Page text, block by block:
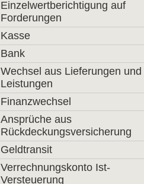
Einzelwertberichtigung auf
Forderungen
Kasse
Bank
Wechsel aus Lieferungen und
Leistungen
Finanzwechsel
Ansprüche aus
Rückdeckungsversicherung
Geldtransit
Verrechnungskonto Ist-
Versteuerung